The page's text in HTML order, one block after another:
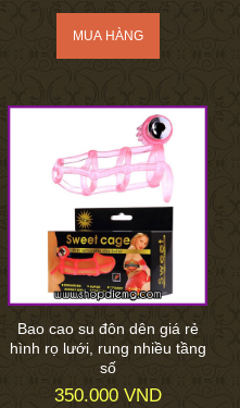
Bao cao su đôn dên giá rẻ
hình rọ lưới, rung nhiều tầng
số
350.000 VND